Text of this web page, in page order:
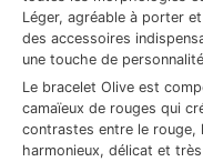
Léger, agréable à porter
des accessoires
une touche de
Le bracelet Olive est
camaïeux de rouges qui
contrastes entre le rouge,
harmonieux, délicat et